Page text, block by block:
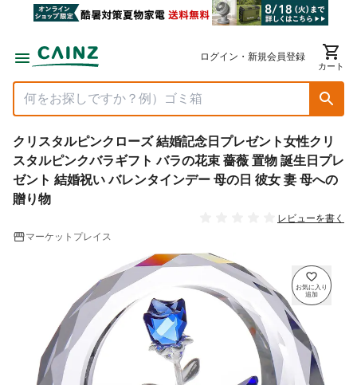
ログイン・新規会員登録
カート
クリスタルピンクローズ 結婚記念日プレゼント女性クリ
スタルピンクバラギフト バラの花束 薔薇 置物 誕生日プレ
ゼント 結婚祝い バレンタインデー 母の日 彼女 妻 母への
贈り物
レビューを書く
マーケットプレイス